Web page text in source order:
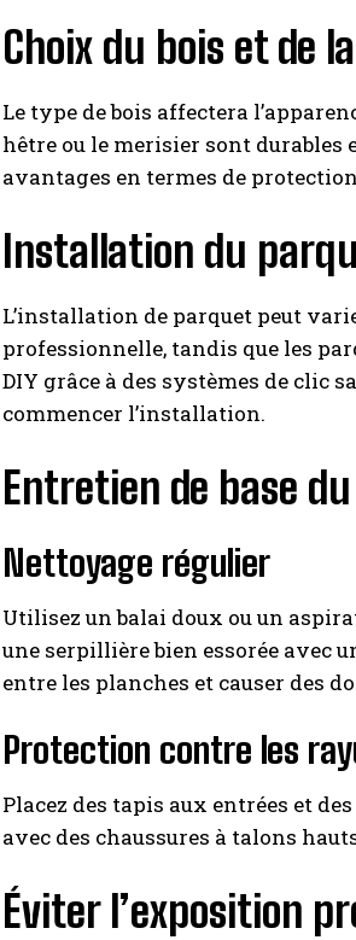
Choix du bois et de
Le type de bois affectera
hêtre ou le merisier sont
avantages en termes de
Installation du
L’installation de parquet peut
professionnelle, tandis que les
DIY grâce à des systèmes de clic
commencer l’installation.
Entretien de base
Nettoyage régulier
Utilisez un balai doux ou un
une serpillière bien essorée avec
entre les planches et causer des
Protection contre les
Placez des tapis aux entrées et
avec des chaussures à talons
Éviter l’exposition